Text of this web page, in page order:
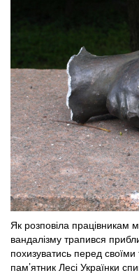
Як розповіла працівникам
вандалізму трапився
похизуватись перед
пам’ятник Лесі Українки